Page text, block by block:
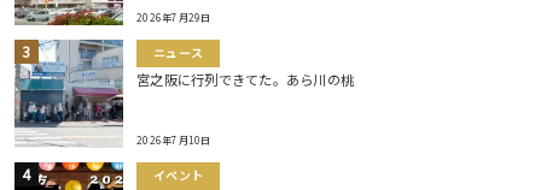
2026年7月29日
ニュース
宮之阪に行列できてた。あら川の桃
2026年7月10日
イベント